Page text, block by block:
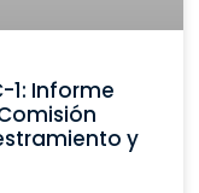
1: Informe
y